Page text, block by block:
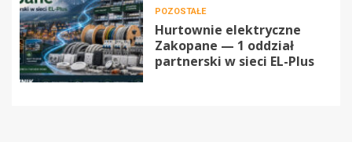
POZOSTAŁE
Hurtownie elektryczne
Zakopane — 1 oddział
partnerski w sieci EL-Plus